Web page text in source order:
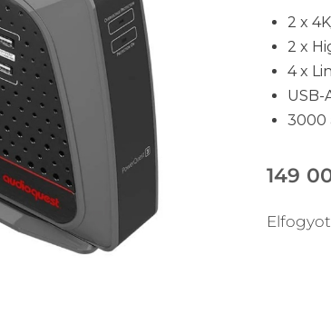
2 x
2 x
4 x
USB-
3000
149